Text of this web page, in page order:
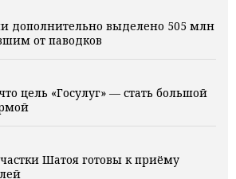
дополнительно выделено 505 млн
от паводков
цель «Госулуг» — стать большой
Шатоя готовы к приёму